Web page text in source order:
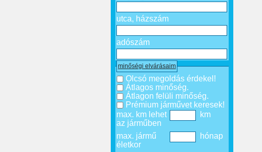
utca, házszám
adószám
minőségi elvárásaim
Olcsó megoldás érdekel!
Átlagos minőség.
Átlagon felüli minőség.
Prémium járművet keresek!
max. km lehet
az járműben
km
max. jármű
életkor
hónap